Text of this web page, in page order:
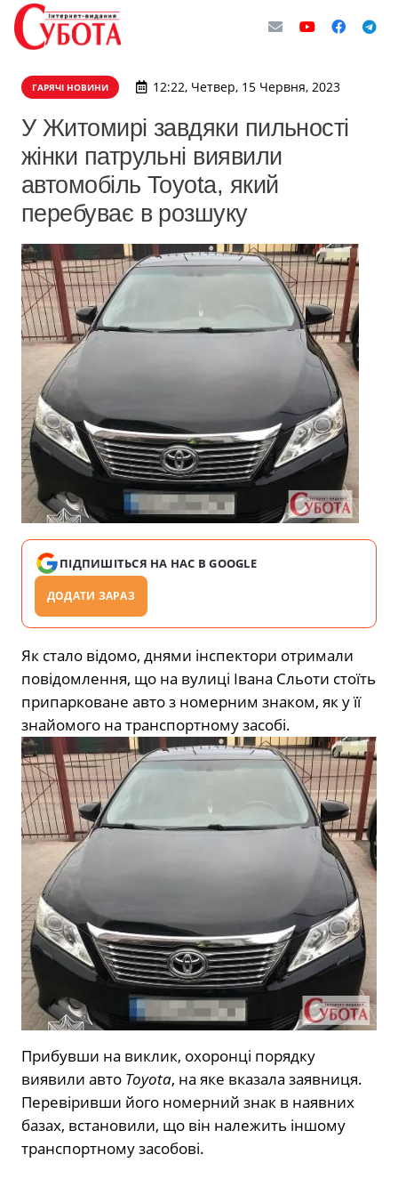
ГАРЯЧІ НОВИНИ 12:22, Четвер, 15 Червня, 2023
У Житомирі завдяки пильності
жінки патрульні виявили
автомобіль Toyota, який
перебуває в розшуку
ПІДПИШІТЬСЯ НА НАС В GOOGLE
ДОДАТИ ЗАРАЗ
Як стало відомо, днями інспектори отримали
повідомлення, що на вулиці Івана Сльоти стоїть
припарковане авто з номерним знаком, як у її
знайомого на транспортному засобі.
Прибувши на виклик, охоронці порядку
виявили авто Toyota, на яке вказала заявниця.
Перевіривши його номерний знак в наявних
базах, встановили, що він належить іншому
транспортному засобові.